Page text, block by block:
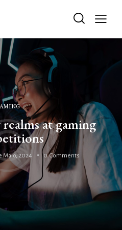
at gaming
Maio, 2024 0 Comments